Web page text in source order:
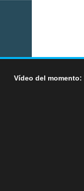
Vídeo del momento: